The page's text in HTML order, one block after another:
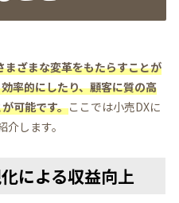
ざまな変革をもたらすことが
率的にしたり、顧客に質の高
可能です。ここでは小売DXに
します。
による収益向上